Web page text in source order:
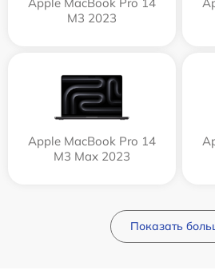
Apple MacBook Pro 14
M3 2023
Apple MacBook Pro 14
M3 Max 2023
Показать